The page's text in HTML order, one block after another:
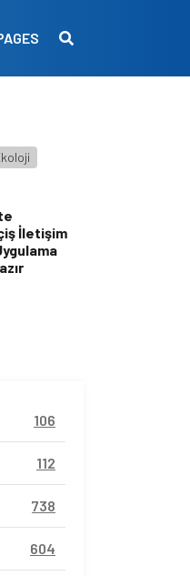
İletişim
106
112
738
604